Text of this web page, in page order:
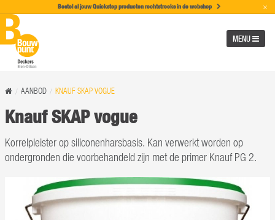
Bestel al jouw Quickstep producten rechtstreeks in de webshop ×
MENU
AANBOD KNAUF SKAP VOGUE
Knauf SKAP vogue
Korrelpleister op siliconenharsbasis. Kan verwerkt worden op
ondergronden die voorbehandeld zijn met de primer Knauf PG 2.